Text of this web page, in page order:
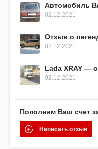
Автомобиль
02.12.2021
Отзыв о
02.12.2021
Lada XRAY —
02.12.2021
Пополним Ваш счет
Написать отзыв